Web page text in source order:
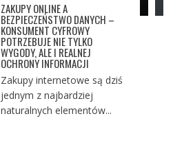
ZAKUPY ONLINE A
BEZPIECZEŃSTWO DANYCH –
KONSUMENT CYFROWY
POTRZEBUJE NIE TYLKO
WYGODY, ALE I REALNEJ
OCHRONY INFORMACJI
Zakupy internetowe są dziś
jednym z najbardziej
naturalnych elementów...